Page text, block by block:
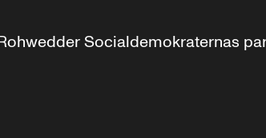
Socialdemokraternas